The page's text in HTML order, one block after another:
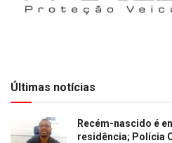
Últimas notícias
Recém-nascido é
residência; Polícia